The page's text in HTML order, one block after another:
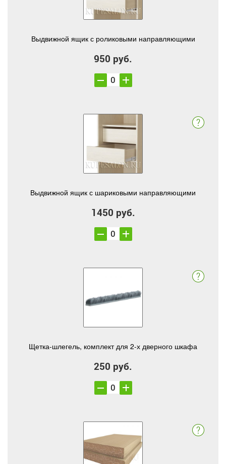
Выдвижной ящик с роликовыми направляющими
950 руб.
Выдвижной ящик с шариковыми направляющими
1450 руб.
Щетка-шлегель, комплект для 2-х дверного шкафа
250 руб.